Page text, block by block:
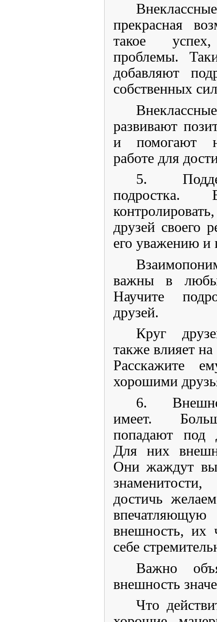
прекрасная
такое
проблемы.
добавляют
собственных
развивают
и помогают
работе для
5.
друзей своего
его уважению и
важны в
Научите
друзей.
Круг
также влияет на
Расскажите
хорошими
6.
имеет.
попадают под
Для них
Они жаждут
достичь
внешность, их
себе
Важно
внешность
Что